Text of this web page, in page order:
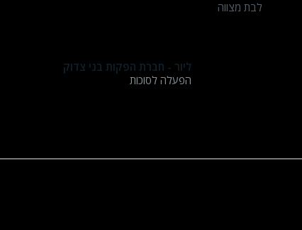
ליור - חברת הפקות בני צדוק
הפעלה לסוכות